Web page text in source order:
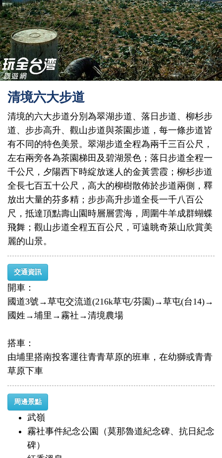
清境六大步道
清境的六大步道分別為翠湖步道、落日步道、柳杉步
道、步步高升、觀山步道與茶園步道，每一條步道皆
有不同的特色美景。翠湖步道全程為兩千三百公尺，
左右兩旁各為茶園梯田及碧湖景色；落日步道全程一
千公尺，夕陽西下時綻放迷人的金黃雲霞；柳杉步道
全長七百五十公尺，高大的柳樹散佈於步道兩側，釋
放出大量的芬多精；步步高升步道全長一千八百公
尺，抵達頂點壽山園時層層雲海，周圍牛羊成群蝴蝶
飛舞；觀山步道全程五百公尺，可遠眺奇萊山欣賞美
麗的山景。
交通資訊
開車：
國道3號→草屯交流道(216k草屯/芬園)→草屯(台14)→
國姓→埔里→霧社→清境農場
搭車：
由埔里搭南投客運往青青草原的班車，在幼獅或青青
草原下車
周邊景點
武嶺
霧社事件紀念公園（莫那魯道紀念碑、抗日紀念
碑）